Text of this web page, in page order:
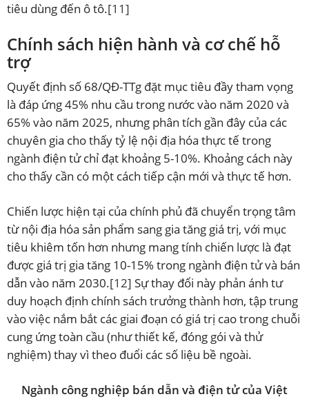
tiêu dùng đến ô tô.[11]
Chính sách hiện hành và cơ chế hỗ
trợ
Quyết định số 68/QĐ-TTg đặt mục tiêu đầy tham vọng
là đáp ứng 45% nhu cầu trong nước vào năm 2020 và
65% vào năm 2025, nhưng phân tích gần đây của các
chuyên gia cho thấy tỷ lệ nội địa hóa thực tế trong
ngành điện tử chỉ đạt khoảng 5-10%. Khoảng cách này
cho thấy cần có một cách tiếp cận mới và thực tế hơn.
Chiến lược hiện tại của chính phủ đã chuyển trọng tâm
từ nội địa hóa sản phẩm sang gia tăng giá trị, với mục
tiêu khiêm tốn hơn nhưng mang tính chiến lược là đạt
được giá trị gia tăng 10-15% trong ngành điện tử và bán
dẫn vào năm 2030.[12] Sự thay đổi này phản ánh tư
duy hoạch định chính sách trưởng thành hơn, tập trung
vào việc nắm bắt các giai đoạn có giá trị cao trong chuỗi
cung ứng toàn cầu (như thiết kế, đóng gói và thử
nghiệm) thay vì theo đuổi các số liệu bề ngoài.
Ngành công nghiệp bán dẫn và điện tử của Việt